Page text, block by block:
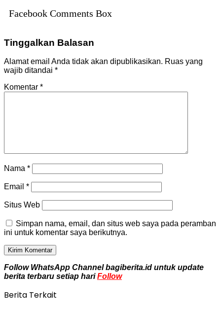
Facebook Comments Box
Tinggalkan Balasan
Alamat email Anda tidak akan dipublikasikan. Ruas yang
wajib ditandai *
Komentar *
Nama *
Email *
Situs Web
Simpan nama, email, dan situs web saya pada peramban
ini untuk komentar saya berikutnya.
Follow WhatsApp Channel bagiberita.id untuk update
berita terbaru setiap hariFollow
Berita Terkait